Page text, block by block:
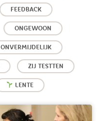
FEEDBACK
ONGEWOON
ONVERMIJDELIJK
ZIJ TESTTEN
LENTE